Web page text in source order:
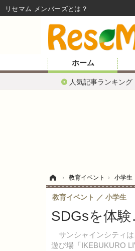
ホーム
人気記事ランキング
› 教育イベント › 小学生
SDGsを体
サンシャインシティは
遊び場「IKEBUKURO
教育イベント 小学生
リセマム メンバーズ